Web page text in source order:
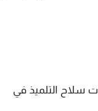
نماذج امتحانات سلاح التلميذ في